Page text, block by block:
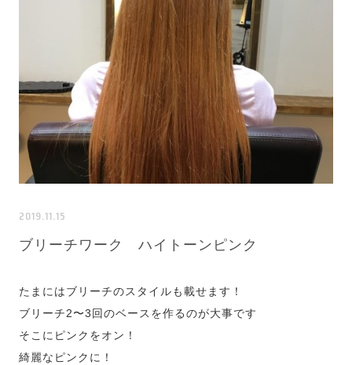
2019.11.15
ブリーチワーク ハイトーンピンク
たまにはブリーチのスタイルも載せます！
ブリーチ2〜3回のベースを作るのが大事です
そこにピンクをオン！
綺麗なピンクに！